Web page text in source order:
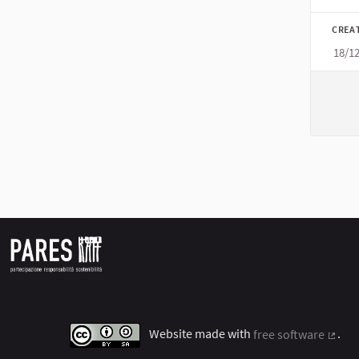
18/
Website made with free software
.